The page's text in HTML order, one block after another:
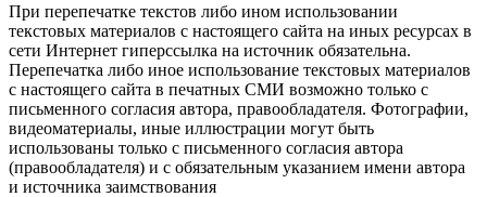
При перепечатке текстов либо ином использовании
текстовых материалов с настоящего сайта на иных ресурсах в
сети Интернет гиперссылка на источник обязательна.
Перепечатка либо иное использование текстовых материалов
с настоящего сайта в печатных СМИ возможно только с
письменного согласия автора, правообладателя. Фотографии,
видеоматериалы, иные иллюстрации могут быть
использованы только с письменного согласия автора
(правообладателя) и с обязательным указанием имени автора
и источника заимствования